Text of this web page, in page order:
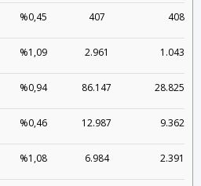
%0,45 407 408
%1,09 2.961 1.043
%0,94 86.147 28.825
%0,46 12.987 9.362
%1,08 6.984 2.391